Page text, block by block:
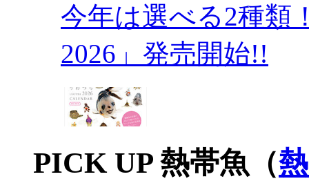
今年は選べる2種類
2026」発売開始!!
PICK UP 熱帯魚（